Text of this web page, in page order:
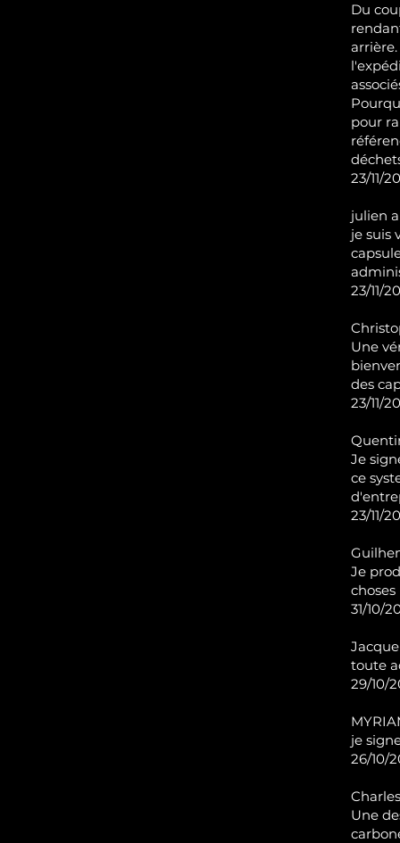
Du
pour
23/11/
julien
je suis
23/11/
Une
des
23/11/
Je
ce
23/11/
Je
choses
31/10/
toute
29/10/
je
26/10/
Une